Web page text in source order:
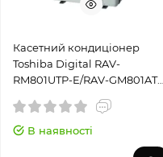
Касетний кондиціонер
Toshiba Digital RAV-
RM801UTP-E/RAV-GM801ATP-
ASCU11-E
В наявності